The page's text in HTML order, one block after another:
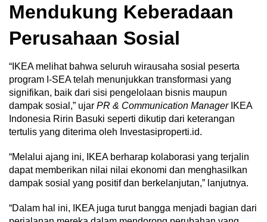
Mendukung Keberadaan
Perusahaan Sosial
“IKEA melihat bahwa seluruh wirausaha sosial peserta
program I-SEA telah menunjukkan transformasi yang
signifikan, baik dari sisi pengelolaan bisnis maupun
dampak sosial,” ujar PR & Communication ManagerIKEA
Indonesia Ririn Basuki seperti dikutip dari keterangan
tertulis yang diterima oleh Investasiproperti.id.
“Melalui ajang ini, IKEA berharap kolaborasi yang terjalin
dapat memberikan nilai nilai ekonomi dan menghasilkan
dampak sosial yang positif dan berkelanjutan,” lanjutnya.
“Dalam hal ini, IKEA juga turut bangga menjadi bagian dari